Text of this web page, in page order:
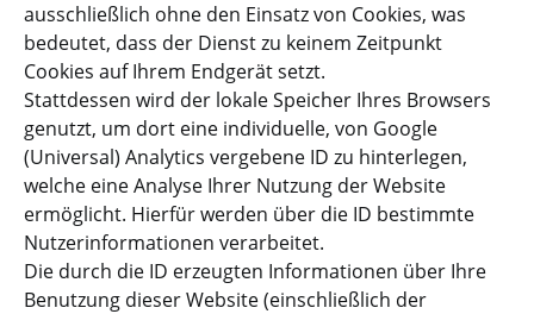
ausschließlich ohne den Einsatz von Cookies, was
bedeutet, dass der Dienst zu keinem Zeitpunkt
Cookies auf Ihrem Endgerät setzt.
Stattdessen wird der lokale Speicher Ihres Browsers
genutzt, um dort eine individuelle, von Google
(Universal) Analytics vergebene ID zu hinterlegen,
welche eine Analyse Ihrer Nutzung der Website
ermöglicht. Hierfür werden über die ID bestimmte
Nutzerinformationen verarbeitet.
Die durch die ID erzeugten Informationen über Ihre
Benutzung dieser Website (einschließlich der